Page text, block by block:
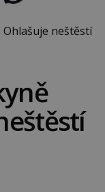
Ohlašuje neštěstí